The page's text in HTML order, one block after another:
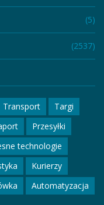
(5)
(2537)
Transport
Targi
Przesyłki
technologie
Kurierzy
Automatyzacja